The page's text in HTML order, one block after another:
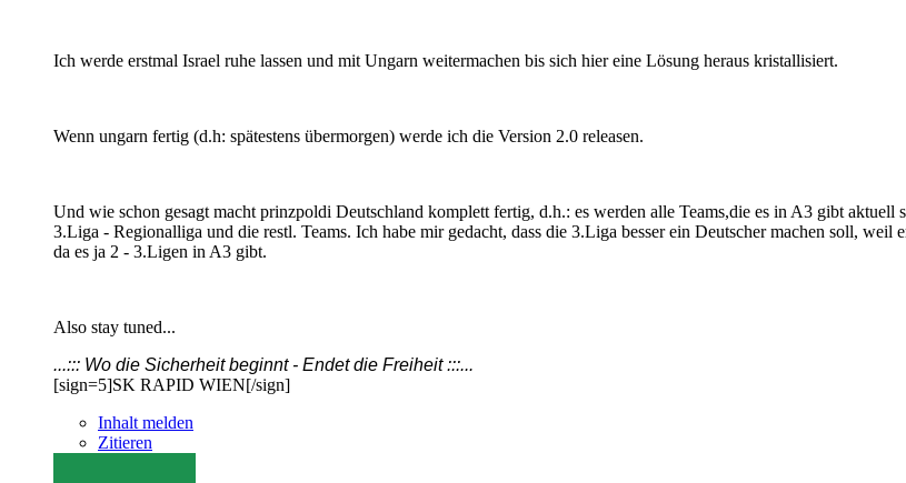
Ich werde erstmal Israel ruhe lassen und mit Ungarn weitermachen bis sich hier eine Lösung heraus kristallisiert.
Wenn ungarn fertig (d.h: spätestens übermorgen) werde ich die Version 2.0 releasen.
Und wie schon gesagt macht prinzpoldi Deutschland komplett fertig, d.h.: es werden alle Teams,die es in A3 gibt
3.Liga - Regionalliga und die restl. Teams. Ich habe mir gedacht, dass die 3.Liga besser ein Deutscher machen soll,
da es ja 2 - 3.Ligen in A3 gibt.
Also stay tuned...
...::: Wo die Sicherheit beginnt - Endet die Freiheit :::...
[sign=5]SK RAPID WIEN[/sign]
Inhalt melden
Zitieren